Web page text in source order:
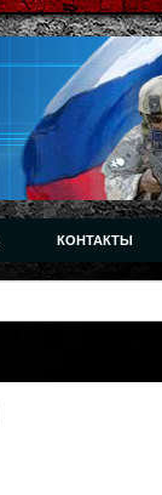
КОНТАКТЫ